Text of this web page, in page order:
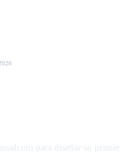
para diseñar su primer